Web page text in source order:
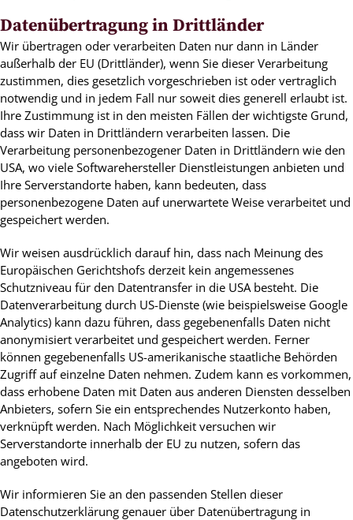
Datenübertragung in Drittländer
Wir übertragen oder verarbeiten Daten nur dann in Länder
außerhalb der EU (Drittländer), wenn Sie dieser Verarbeitung
zustimmen, dies gesetzlich vorgeschrieben ist oder vertraglich
notwendig und in jedem Fall nur soweit dies generell erlaubt ist.
Ihre Zustimmung ist in den meisten Fällen der wichtigste Grund,
dass wir Daten in Drittländern verarbeiten lassen. Die
Verarbeitung personenbezogener Daten in Drittländern wie den
USA, wo viele Softwarehersteller Dienstleistungen anbieten und
Ihre Serverstandorte haben, kann bedeuten, dass
personenbezogene Daten auf unerwartete Weise verarbeitet und
gespeichert werden.
Wir weisen ausdrücklich darauf hin, dass nach Meinung des
Europäischen Gerichtshofs derzeit kein angemessenes
Schutzniveau für den Datentransfer in die USA besteht. Die
Datenverarbeitung durch US-Dienste (wie beispielsweise Google
Analytics) kann dazu führen, dass gegebenenfalls Daten nicht
anonymisiert verarbeitet und gespeichert werden. Ferner
können gegebenenfalls US-amerikanische staatliche Behörden
Zugriff auf einzelne Daten nehmen. Zudem kann es vorkommen,
dass erhobene Daten mit Daten aus anderen Diensten desselben
Anbieters, sofern Sie ein entsprechendes Nutzerkonto haben,
verknüpft werden. Nach Möglichkeit versuchen wir
Serverstandorte innerhalb der EU zu nutzen, sofern das
angeboten wird.
Wir informieren Sie an den passenden Stellen dieser
Datenschutzerklärung genauer über Datenübertragung in